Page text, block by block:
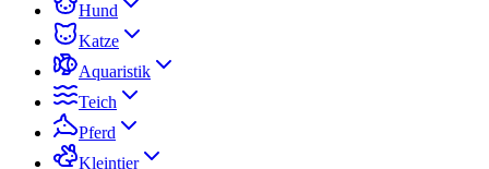
Hund
Katze
Aquaristik
Teich
Pferd
Kleintier